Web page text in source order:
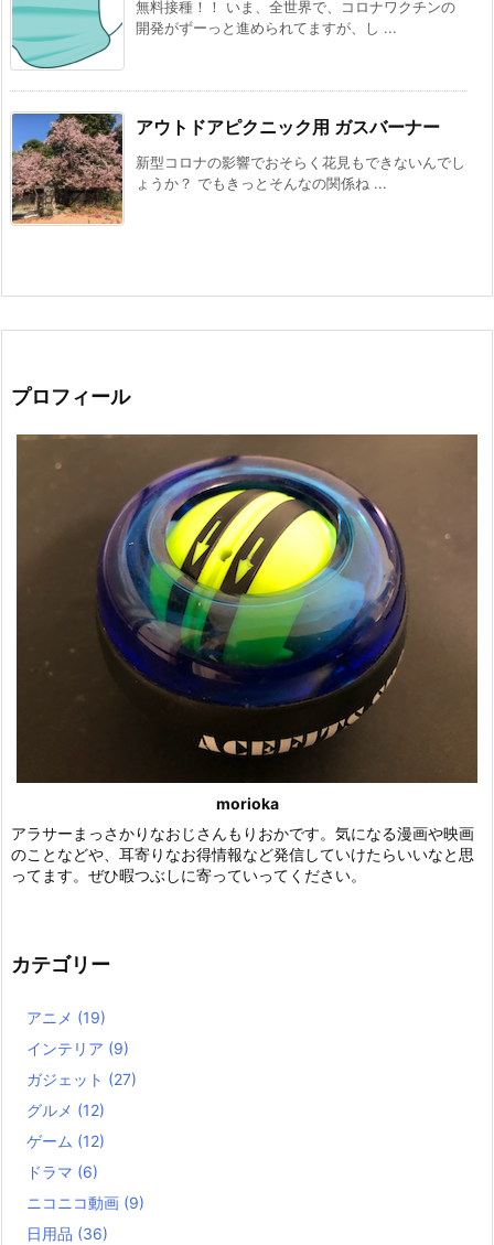
無料接種！！ いま、全世界で、コロナワクチンの
開発がずーっと進められてますが、し ...
アウトドアピクニック用 ガスバーナー
新型コロナの影響でおそらく花見もできないんでし
ょうか？ でもきっとそんなの関係ね ...
プロフィール
morioka
アラサーまっさかりなおじさんもりおかです。気になる漫画や映画
のことなどや、耳寄りなお得情報など発信していけたらいいなと思
ってます。ぜひ暇つぶしに寄っていってください。
カテゴリー
アニメ (19)
インテリア (9)
ガジェット (27)
グルメ (12)
ゲーム (12)
ドラマ (6)
ニコニコ動画 (9)
日用品 (36)